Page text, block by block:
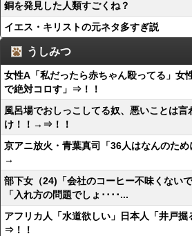
銅を発見した人類すごくね？
イエス・キリストの元ネタ多すぎ説
うしみつ
女性A「私だったら赤ちゃん殴ってる」女
で絶対コロす」⇒！！
風呂場でおしっこしてる奴、悪いことは
け！！→⇒！！
京アニ放火・青葉真司「36人はなんのため
→
部下女（24)「会社のコーヒー不味くない
「入れ方の問題でしょ････...
アフリカ人「水道欲しい」日本人「井戸掘
⇒！！